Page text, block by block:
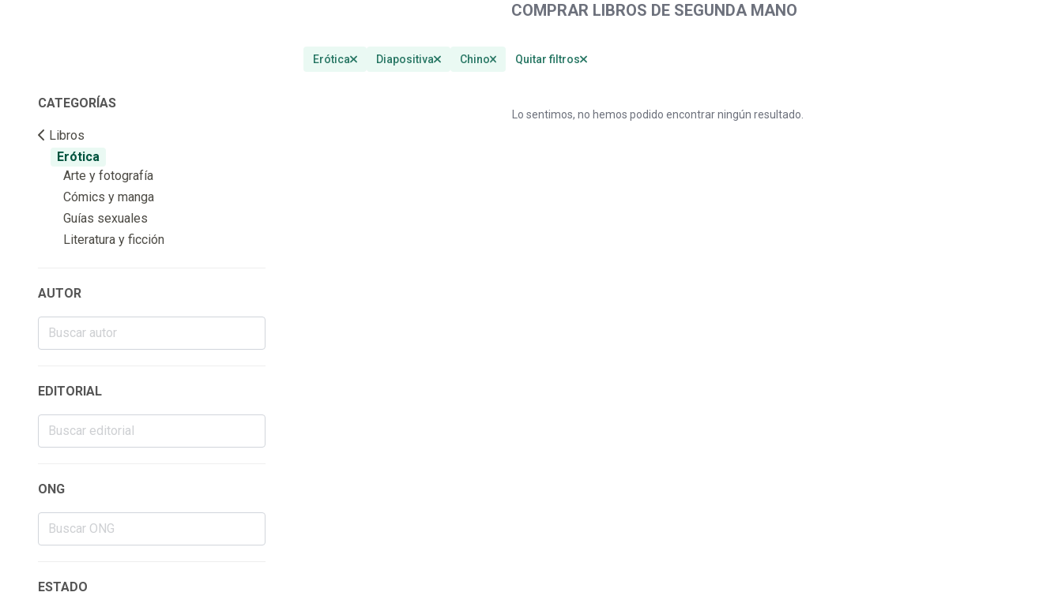
COMPRAR LIBROS DE SEGUNDA MANO
Erótica Diapositiva Chino Quitar filtros
CATEGORÍAS
Libros
Erótica
Arte y fotografía
Cómics y manga
Guías sexuales
Literatura y ficción
AUTOR
EDITORIAL
ONG
ESTADO
Lo sentimos, no hemos podido encontrar ningún resultado.